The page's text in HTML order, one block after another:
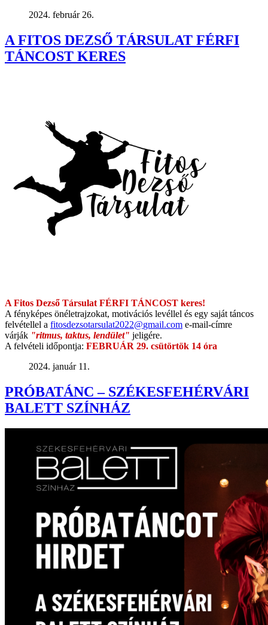
2024. február 26.
A FITOS DEZSŐ TÁRSULAT FÉRFI
TÁNCOST KERES
A Fitos Dezső Társulat FÉRFI TÁNCOST keres!
A fényképes önéletrajzokat, motivációs levéllel és egy saját táncos
felvétellel a fitosdezsotarsulat2022@gmail.com e-mail-címre
várják "ritmus, taktus, lendület" jeligére.
A felvételi időpontja: FEBRUÁR 29. csütörtök 14 óra
2024. január 11.
PRÓBATÁNC – SZÉKESFEHÉRVÁRI
BALETT SZÍNHÁZ